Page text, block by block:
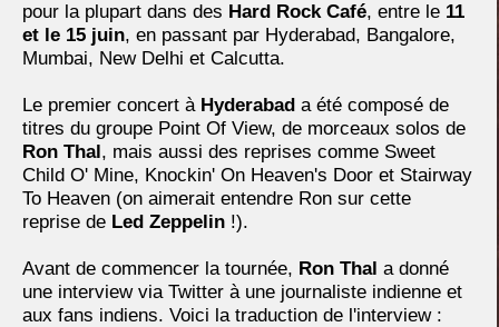
pour la plupart dans des Hard Rock Café, entre le 11
et le 15 juin, en passant par Hyderabad, Bangalore,
Mumbai, New Delhi et Calcutta.
Le premier concert à Hyderabad a été composé de
titres du groupe Point Of View, de morceaux solos de
Ron Thal, mais aussi des reprises comme Sweet
Child O' Mine, Knockin' On Heaven's Door et Stairway
To Heaven (on aimerait entendre Ron sur cette
reprise de Led Zeppelin !).
Avant de commencer la tournée, Ron Thal a donné
une interview via Twitter à une journaliste indienne et
aux fans indiens. Voici la traduction de l'interview :